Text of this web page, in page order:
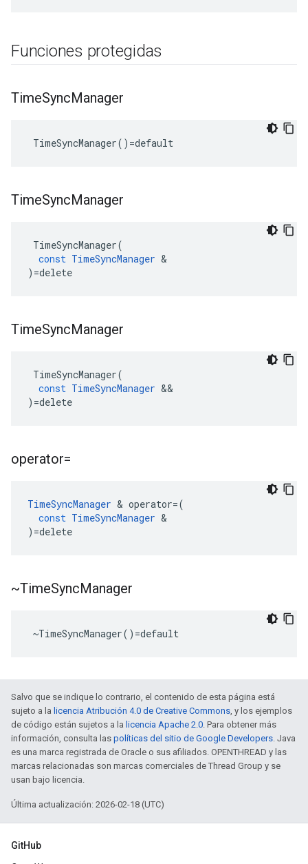
Funciones protegidas
TimeSyncManager
TimeSyncManager()=default
TimeSyncManager
TimeSyncManager(
const TimeSyncManager &
) =delete
TimeSyncManager
TimeSyncManager(
const TimeSyncManager &&
) =delete
operator=
TimeSyncManager & operator=(
const TimeSyncManager &
) =delete
~TimeSyncManager
~TimeSyncManager()=default
Salvo que se indique lo contrario, el contenido de esta página está
sujeto a la licencia Atribución 4.0 de Creative Commons, y los ejemplos
de código están sujetos a la licencia Apache 2.0. Para obtener más
información, consulta las políticas del sitio de Google Developers. Java
es una marca registrada de Oracle o sus afiliados. OPENTHREAD y las
marcas relacionadas son marcas comerciales de Thread Group y se
usan bajo licencia.
Última actualización: 2026-02-18 (UTC)
GitHub